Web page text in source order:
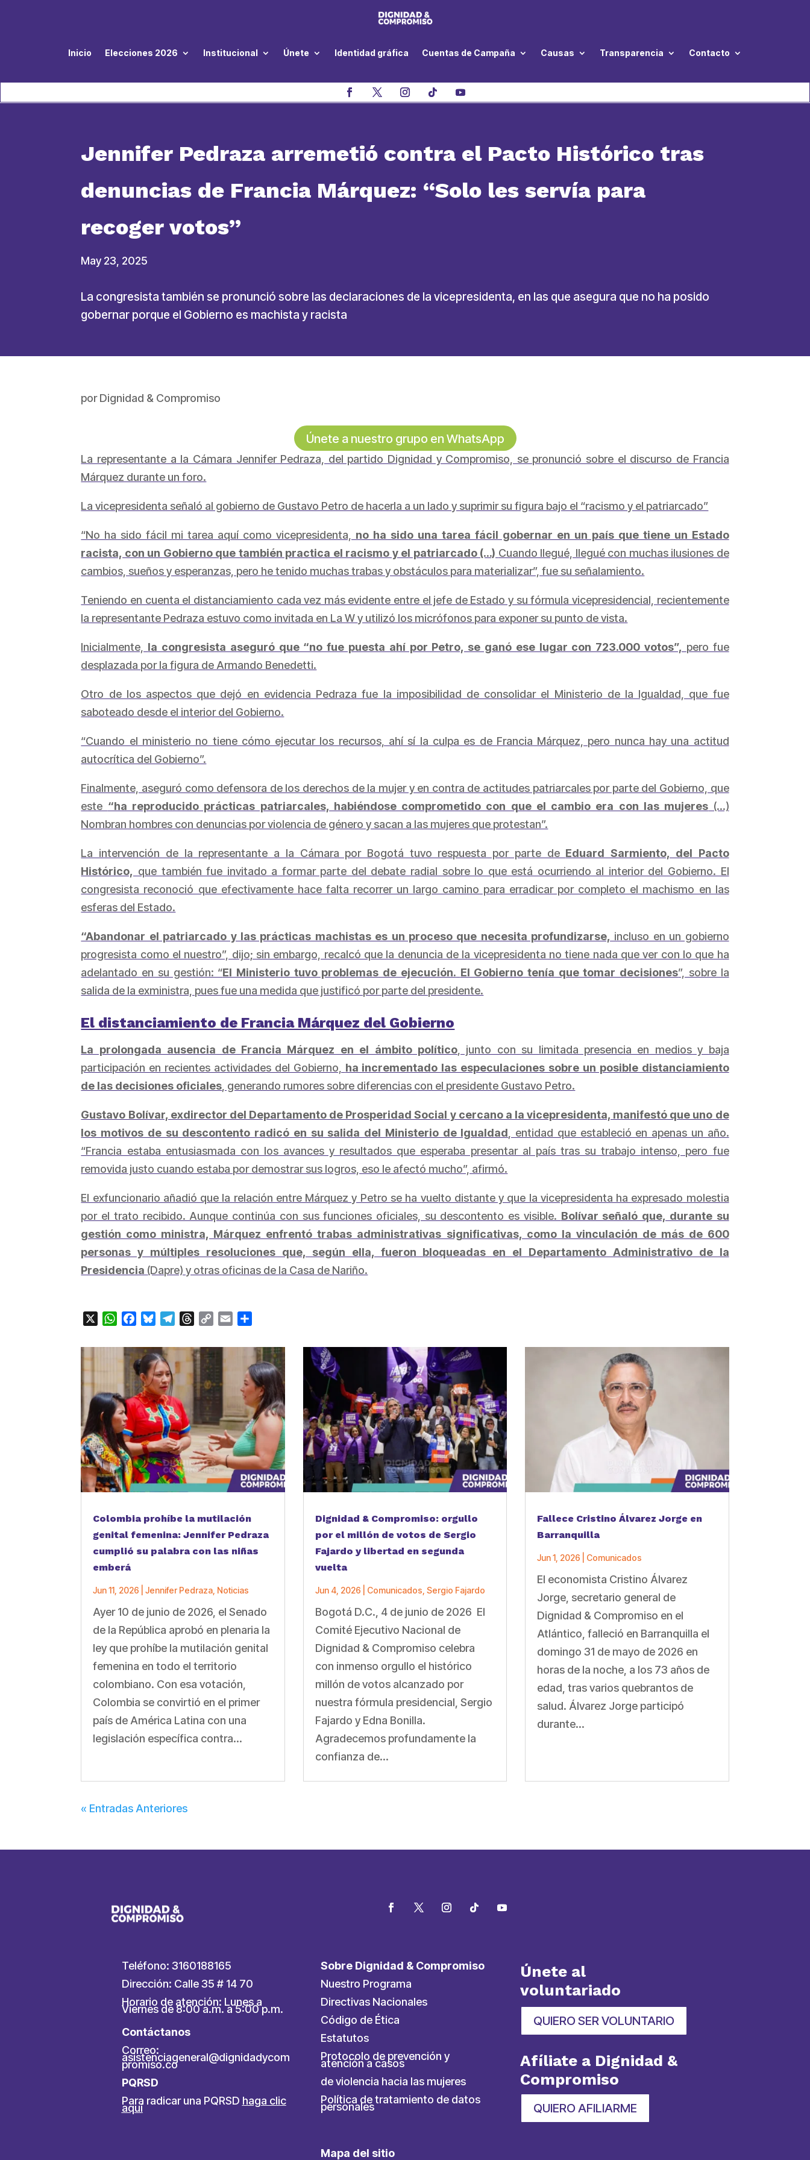
Inicio Elecciones 2026 Institucional Únete Identidad gráfica Cuentas de Campaña Causas Transparencia Contacto
Jennifer Pedraza arremetió contra el Pacto Histórico tras
denuncias de Francia Márquez: “Solo les servía para
recoger votos”
May 23, 2025
La congresista también se pronunció sobre las declaraciones de la vicepresidenta, en las que asegura que no ha posido
gobernar porque el Gobierno es machista y racista
porDignidad & Compromiso
Únete a nuestro grupo en WhatsApp
La representante a la Cámara Jennifer Pedraza, del partido Dignidad y Compromiso, se pronunció sobre el discurso de Francia
Márquez durante un foro.
La vicepresidenta señaló al gobierno de Gustavo Petro de hacerla a un lado y suprimir su figura bajo el “racismo y el patriarcado”
“No ha sido fácil mi tarea aquí como vicepresidenta, no ha sido una tarea fácil gobernar en un país que tiene un Estado
racista, con un Gobierno que también practica el racismo y el patriarcado (…) Cuando llegué, llegué con muchas ilusiones de
cambios, sueños y esperanzas, pero he tenido muchas trabas y obstáculos para materializar”, fue su señalamiento.
Teniendo en cuenta el distanciamiento cada vez más evidente entre el jefe de Estado y su fórmula vicepresidencial, recientemente
la representante Pedraza estuvo como invitada en La Wy utilizó los micrófonos para exponer su punto de vista.
Inicialmente, la congresista aseguró que “no fue puesta ahí por Petro, se ganó ese lugar con 723.000 votos”, pero fue
desplazada por la figura de Armando Benedetti.
Otro de los aspectos que dejó en evidencia Pedraza fue la imposibilidad de consolidar el Ministerio de la Igualdad, que fue
saboteado desde el interior del Gobierno.
“Cuando el ministerio no tiene cómo ejecutar los recursos, ahí sí la culpa es de Francia Márquez, pero nunca hay una actitud
autocrítica del Gobierno”.
Finalmente, aseguró como defensora de los derechos de la mujer y en contra de actitudes patriarcales por parte del Gobierno, que
este “ha reproducido prácticas patriarcales, habiéndose comprometido con que el cambio era con las mujeres (...)
Nombran hombres con denuncias por violencia de género y sacan a las mujeres que protestan”.
La intervención de la representante a la Cámara por Bogotá tuvo respuesta por parte de Eduard Sarmiento, del Pacto
Histórico, que también fue invitado a formar parte del debate radial sobre lo que está ocurriendo al interior del Gobierno. El
congresista reconoció que efectivamente hace falta recorrer un largo camino para erradicar por completo el machismo en las
esferas del Estado.
“Abandonar el patriarcado y las prácticas machistas es un proceso que necesita profundizarse, incluso en un gobierno
progresista como el nuestro”, dijo; sin embargo, recalcó que la denuncia de la vicepresidenta no tiene nada que ver con lo que ha
adelantado en su gestión: “El Ministerio tuvo problemas de ejecución. El Gobierno tenía que tomar decisiones”, sobre la
salida de la exministra, pues fue una medida que justificó por parte del presidente.
El distanciamiento de Francia Márquez del Gobierno
La prolongada ausencia de Francia Márquez en el ámbito político , junto con su limitada presencia en medios y baja
participación en recientes actividades del Gobierno, ha incrementado las especulaciones sobre un posible distanciamiento
de las decisiones oficiales , generando rumores sobre diferencias con el presidente Gustavo Petro.
Gustavo Bolívar, exdirector del Departamento de Prosperidad Social y cercano a la vicepresidenta, manifestó que uno de
los motivos de su descontento radicó en su salida del Ministerio de Igualdad , entidad que estableció en apenas un año.
“Francia estaba entusiasmada con los avances y resultados que esperaba presentar al país tras su trabajo intenso, pero fue
removida justo cuando estaba por demostrar sus logros, eso le afectó mucho”, afirmó.
El exfuncionario añadió que la relación entre Márquez y Petro se ha vuelto distante y que la vicepresidenta ha expresado molestia
por el trato recibido. Aunque continúa con sus funciones oficiales, su descontento es visible. Bolívar señaló que, durante su
gestión como ministra, Márquez enfrentó trabas administrativas significativas, como la vinculación de más de 600
personas y múltiples resoluciones que, según ella, fueron bloqueadas en el Departamento Administrativo de la
Presidencia (Dapre) y otras oficinas de la Casa de Nariño.
WhatsApp
FacebookBlueskyTelegramThreads
Copy Email
Colombia prohíbe la mutilación
genital femenina: Jennifer Pedraza
cumplió su palabra con las niñas
emberá
Jun 11, 2026 |Jennifer Pedraza Noticias
Ayer 10 de junio de 2026, el Senado
de la República aprobó en plenaria la
ley que prohíbe la mutilación genital
femenina en todo el territorio
colombiano. Con esa votación,
Colombia se convirtió en el primer
país de América Latina con una
legislación específica contra...
Dignidad & Compromiso: orgullo
por el millón de votos de Sergio
Fajardo y libertad en segunda
vuelta
Jun 4, 2026 Comunicados Sergio Fajardo
Bogotá D.C., 4 de junio de 2026 El
Comité Ejecutivo Nacional de
Dignidad & Compromiso celebra
con inmenso orgullo el histórico
millón de votos alcanzado por
nuestra fórmula presidencial, Sergio
Fajardo y Edna Bonilla.
Agradecemos profundamente la
confianza de...
Fallece Cristino Álvarez Jorge en
Barranquilla
Jun 1, 2026 Comunicados
El economista Cristino Álvarez
Jorge, secretario general de
Dignidad & Compromiso en el
Atlántico, falleció en Barranquilla el
domingo 31 de mayo de 2026 en
horas de la noche, a los 73 años de
edad, tras varios quebrantos de
salud. Álvarez Jorge participó
durante...
« Entradas Anteriores
Teléfono: 3160188165
Dirección: Calle 35 # 14 70
Horario de atención: Lunes a
Viernes de 8:00 a.m. a 5:00 p.m.
Contáctanos
Correo:
asistenciageneral@dignidadycom
promiso.co
PQRSD
Para radicar una PQRSD haga clic
aquí
Sobre Dignidad & Compromiso
Nuestro Programa
Directivas Nacionales
Código de Ética
Estatutos
Protocolo de prevención y
atención a casos
de violencia hacia las mujeres
Política de tratamiento de datos
personales
Mapa del sitio
Únete al
voluntariado
QUIERO SER VOLUNTARIO
Afíliate a Dignidad &
Compromiso
QUIERO AFILIARME